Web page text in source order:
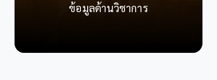
ข้อมูลด้านวิชาการ